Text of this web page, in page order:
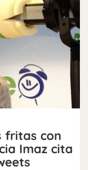
fritas con
Imaz cita